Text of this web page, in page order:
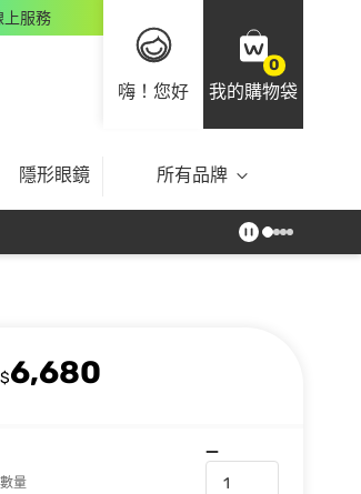
上服務
嗨！您好
0
我的購物袋
隱形眼鏡 所有品牌
$6,680
數量